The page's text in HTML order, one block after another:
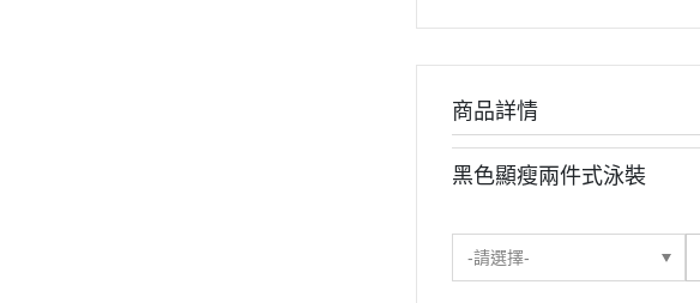
商品詳情
黑色顯瘦兩件式泳裝
-請選擇-